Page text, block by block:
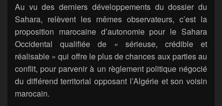
Au vu des derniers développements du dossier du
Sahara, relèvent les mêmes observateurs, c’est la
proposition marocaine d’autonomie pour le Sahara
Occidental qualifiée de « sérieuse, crédible et
réalisable » qui offre le plus de chances aux parties au
conflit, pour parvenir à un règlement politique négocié
du différend territorial opposant l’Algérie et son voisin
marocain.